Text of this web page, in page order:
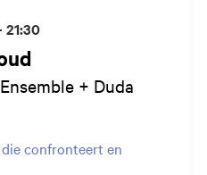
+ Duda
confronteert en
21:30